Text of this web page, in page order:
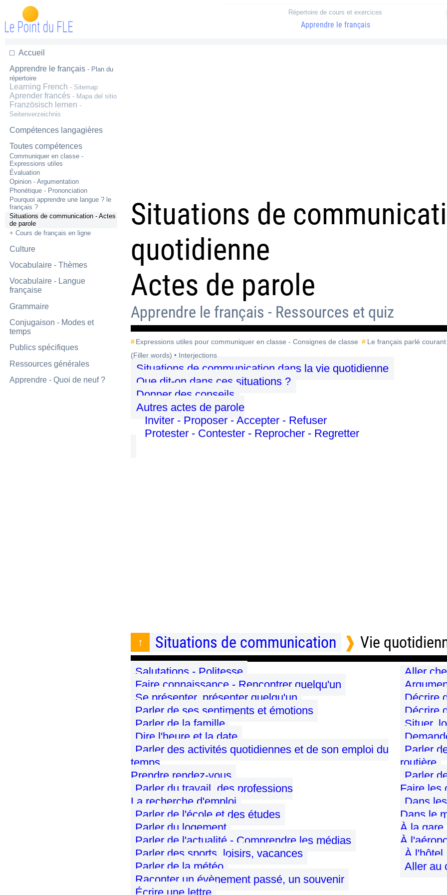
Répertoire de cours et exercices
Apprendre le français
Accueil
Apprendre le français - Plan du
répertoire
Learning French - Sitemap
Aprender francés - Mapa del sitio
Französisch lernen -
Seitenverzeichnis
Compétences langagières
Toutes compétences
Communiquer en classe -
Expressions utiles
Évaluation
Opinion - Argumentation
Phonétique - Prononciation
Pourquoi apprendre une langue ? le
français ?
Situations de communication - Actes
de parole
+ Cours de français en ligne
Culture
Vocabulaire - Thèmes
Vocabulaire - Langue
française
Grammaire
Conjugaison - Modes et
temps
Publics spécifiques
Ressources générales
Apprendre - Quoi de neuf ?
Situations de
quotidienne
Actes de parole
Apprendre le français - Ressources et quiz
Expressions utiles pour communiquer en classe - Consignes de classe
Le français parlé
(Filler words) • Interjections
Situations de communication dans la vie quotidienne
Que dit-on dans ces situations ?
Donner des conseils
Autres actes de parole
Inviter - Proposer - Accepter - Refuser
Protester - Contester - Reprocher - Regretter
Situations de communication Vie
Salutations - Politesse
Faire connaissance - Rencontrer quelqu'un
Se présenter, présenter quelqu'un
Parler de ses sentiments et émotions
Parler de la famille
Dire l'heure et la date
Parler des activités quotidiennes et de son emploi du
temps
Prendre rendez-vous
Parler du travail, des professions
La recherche d'emploi
Parler de l'école et des études
Parler du logement
Parler de l'actualité - Comprendre les médias
Parler des sports, loisirs, vacances
Parler de la météo
Raconter un évènement passé, un souvenir
Écrire une lettre
Aller
Décrire
Décrire
Situer,
Parler
routière
Parler
Faire les
Dans
Dans le
À la gare
À
À l'hôtel
Aller au